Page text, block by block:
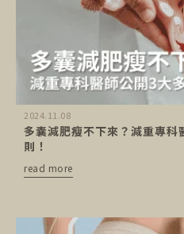
2024.11.08
多囊減肥瘦不下來？減重專
則！
read more